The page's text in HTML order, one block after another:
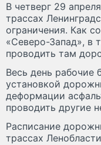
В четверг 29
трассах
ограничения. Как
«Северо-Запад», в
проводить там
Весь день рабочие
установкой
деформации
проводить другие
Расписание
трассах